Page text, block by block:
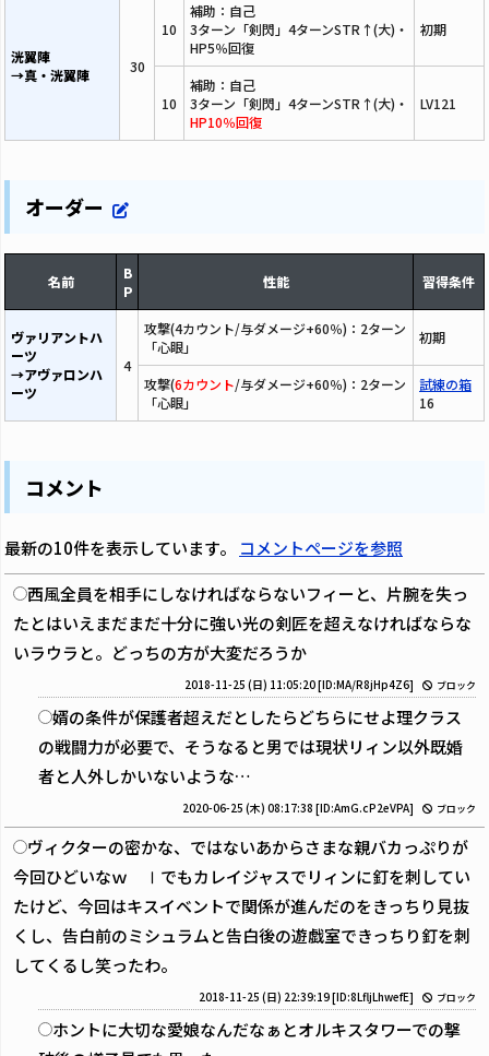
洸翼陣
→真・洸翼陣
30
10
補助：自己
3ターン「剣閃」4ターンSTR↑(大)・
HP5％回復
初期
10
補助：自己
3ターン「剣閃」4ターンSTR↑(大)・
HP10％回復
LV121
オーダー
名前
B
P
性能 習得条件
ヴァリアントハ
ーツ
→アヴァロンハ
ーツ
4
攻撃(4カウント/与ダメージ+60％)：2ターン
「心眼」
初期
攻撃(6カウント/与ダメージ+60％)：2ターン
「心眼」
試練の箱
16
コメント
最新の10件を表示しています。 コメントページを参照
西風全員を相手にしなければならないフィーと、片腕を失っ
たとはいえまだまだ十分に強い光の剣匠を超えなければならな
いラウラと。どっちの方が大変だろうか
2018-11-25 (日) 11:05:20[ID:MA/R8jHp4Z6] ブロック
婿の条件が保護者超えだとしたらどちらにせよ理クラス
の戦闘力が必要で、そうなると男では現状リィン以外既婚
者と人外しかいないような…
2020-06-25 (木) 08:17:38 [ID:AmG.cP2eVPA] ブロック
ヴィクターの密かな、ではないあからさまな親バカっぷりが
今回ひどいなｗ Ⅰでもカレイジャスでリィンに釘を刺してい
たけど、今回はキスイベントで関係が進んだのをきっちり見抜
くし、告白前のミシュラムと告白後の遊戯室できっちり釘を刺
してくるし笑ったわ。
2018-11-25 (日) 22:39:19[ID:8LfljLhwefE] ブロック
ホントに大切な愛娘なんだなぁとオルキスタワーでの撃